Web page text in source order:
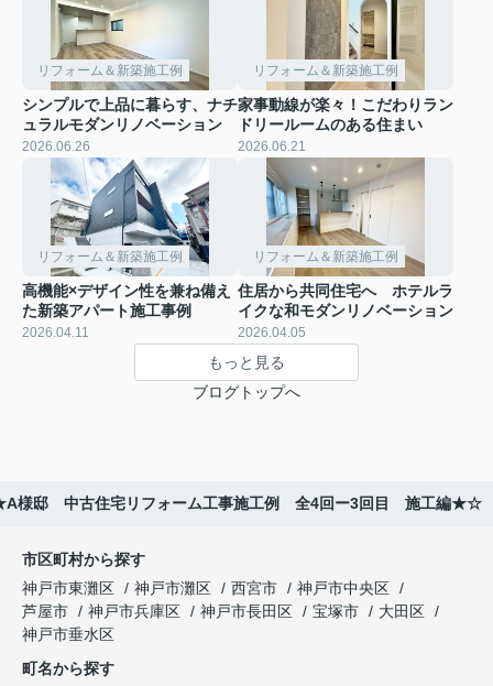
リフォーム＆新築施工例
シンプルで上品に暮らす、ナチ
ュラルモダンリノベーション
2026.06.26
リフォーム＆新築施工例
家事動線が楽々！こだわりラン
ドリールームのある住まい
2026.06.21
リフォーム＆新築施工例
高機能×デザイン性を兼ね備え
た新築アパート施工事例
2026.04.11
リフォーム＆新築施工例
住居から共同住宅へ ホテルラ
イクな和モダンリノベーション
2026.04.05
もっと見る
ブログトップへ
様邸 中古住宅リフォーム工事施工例 全4回ー3回目 施工編★☆
市区町村から探す
神戸市東灘区
神戸市灘区 西宮市
神戸市中央区
芦屋市
神戸市兵庫区 神戸市長田区 宝塚市
大田区
神戸市垂水区
町名から探す